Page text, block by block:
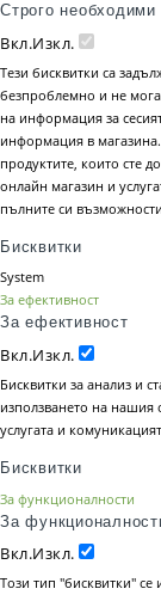
Строго необходими
Вкл.Изкл.
Тези бисквитки са
безпроблемно и не
на информация за
информация в
продуктите, които сте
онлайн магазин и
пълните си
Бисквитки
System
За ефективност
За ефективност
Вкл.Изкл.
Бисквитки за анализ и
използването на нашия
услугата и
Бисквитки
За функционалности
За
Вкл.Изкл.
Този тип "бисквитки" се